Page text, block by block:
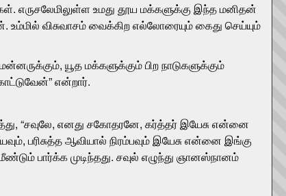
எருசலேமிலுள்ள உமது தூய மக்களுக்கு இந்த மனிதன்
விசுவாசம் வைக்கிற எல்லோரையும் கைது செய்யும்
யூத மக்களுக்கும் பிற நாடுகளுக்கும்
என்றார்.
“சவுலே, எனது சகோதரனே, கர்த்தர் இயேசு என்னை
பரிசுத்த ஆவியால் நிரம்பவும் இயேசு என்னை இங்கு
பார்க்க முடிந்தது. சவுல் எழுந்து ஞானஸ்நானம்